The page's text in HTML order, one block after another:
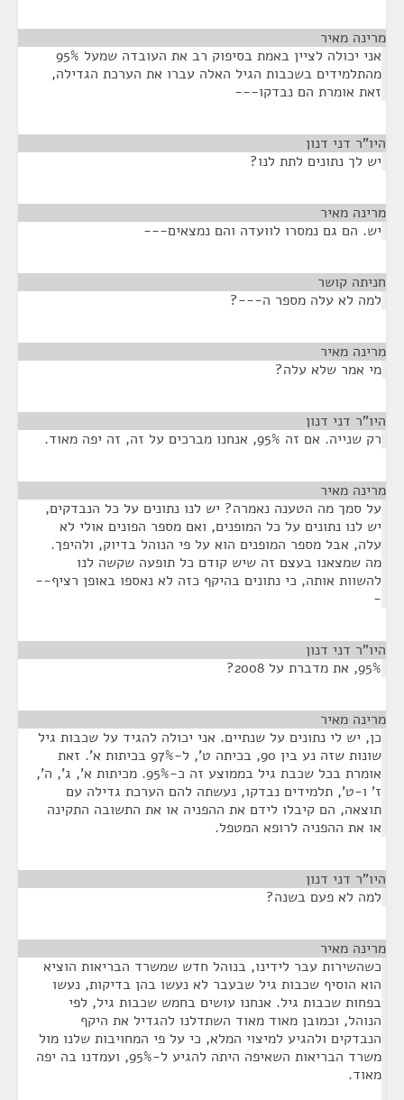
מרינה מאיר
אני יכולה לציין באמת בסיפוק רב את העובדה שמעל 95%
מהתלמידים בשכבות הגיל האלה עברו את הערכת הגדילה,
זאת אומרת הם נבדקו---
היו"ר דני דנון
יש לך נתונים לתת לנו?
מרינה מאיר
יש. הם גם נמסרו לוועדה והם נמצאים---
חניתה קושר
למה לא עלה מספר ה---?
מרינה מאיר
מי אמר שלא עלה?
היו"ר דני דנון
רק שנייה. אם זה 95%, אנחנו מברכים על זה, זה יפה מאוד.
מרינה מאיר
על סמך מה הטענה נאמרה? יש לנו נתונים על כל הנבדקים,
יש לנו נתונים על כל המופנים, ואם מספר הפונים אולי לא
עלה, אבל מספר המופנים הוא על פי הנוהל בדיוק, ולהיפך.
מה שמצאנו בעצם זה שיש קודם כל תופעה שקשה לנו
להשוות אותה, כי נתונים בהיקף כזה לא נאספו באופן רציף--
-
היו"ר דני דנון
95%, את מדברת על 2008?
מרינה מאיר
כן, יש לי נתונים על שנתיים. אני יכולה להגיד על שכבות גיל
שונות שזה נע בין 90, בכיתה ט', ל-97% בכיתות א'. זאת
אומרת בכל שכבת גיל בממוצע זה כ-95%. מכיתות א', ג', ה',
ז' ו-ט', תלמידים נבדקו, נעשתה להם הערכת גדילה עם
תוצאה, הם קיבלו לידם את ההפניה או את התשובה התקינה
או את ההפניה לרופא המטפל.
היו"ר דני דנון
למה לא פעם בשנה?
מרינה מאיר
כשהשירות עבר לידינו, בנוהל חדש שמשרד הבריאות הוציא
הוא הוסיף שכבות גיל שבעבר לא נעשו בהן בדיקות, נעשו
בפחות שכבות גיל. אנחנו עושים בחמש שכבות גיל, לפי
הנוהל, וכמובן מאוד מאוד השתדלנו להגדיל את היקף
הנבדקים ולהגיע למיצוי המלא, כי על פי המחויבות שלנו מול
משרד הבריאות השאיפה היתה להגיע ל-95%, ועמדנו בה יפה
מאוד.